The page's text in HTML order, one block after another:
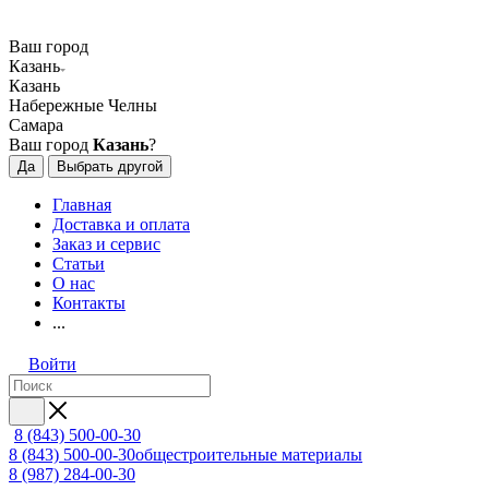
Ваш город
Казань
Казань
Набережные Челны
Самара
Ваш город Казань?
Да Выбрать другой
Главная
Доставка и оплата
Заказ и сервис
Статьи
О нас
Контакты
...
Войти
8 (843) 500-00-30
8 (843) 500-00-30общестроительные материалы
8 (987) 284-00-30